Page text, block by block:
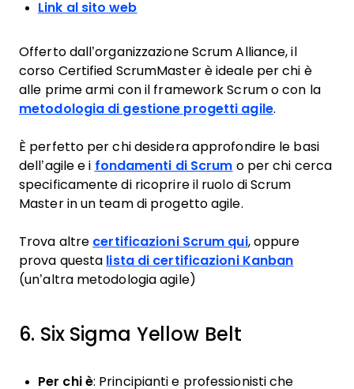
Link al sito web
Offerto dall’organizzazione Scrum Alliance, il
corso Certified ScrumMaster è ideale per chi è
alle prime armi con il framework Scrum o con la
metodologia di gestione progetti agile.
È perfetto per chi desidera approfondire le basi
dell’agile e i fondamenti di Scrum o per chi cerca
specificamente di ricoprire il ruolo di Scrum
Master in un team di progetto agile.
Trova altre certificazioni Scrum qui, oppure
prova questa lista di certificazioni Kanban
(un’altra metodologia agile)
6. Six Sigma Yellow Belt
Per chi è: Principianti e professionisti che